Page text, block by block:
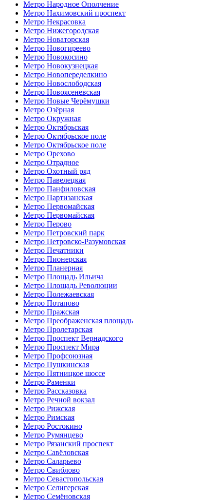
Метро Народное Ополчение
Метро Нахимовский проспект
Метро Некрасовка
Метро Нижегородская
Метро Новаторская
Метро Новогиреево
Метро Новокосино
Метро Новокузнецкая
Метро Новопеределкино
Метро Новослободская
Метро Новоясеневская
Метро Новые Черёмушки
Метро Озёрная
Метро Окружная
Метро Октябрьская
Метро Октябрьское поле
Метро Октябрьское поле
Метро Орехово
Метро Отрадное
Метро Охотный ряд
Метро Павелецкая
Метро Панфиловская
Метро Партизанская
Метро Первомайская
Метро Первомайская
Метро Перово
Метро Петровский парк
Метро Петровско-Разумовская
Метро Печатники
Метро Пионерская
Метро Планерная
Метро Площадь Ильича
Метро Площадь Революции
Метро Полежаевская
Метро Потапово
Метро Пражская
Метро Преображенская площадь
Метро Пролетарская
Метро Проспект Вернадского
Метро Проспект Мира
Метро Профсоюзная
Метро Пушкинская
Метро Пятницкое шоссе
Метро Раменки
Метро Рассказовка
Метро Речной вокзал
Метро Рижская
Метро Римская
Метро Ростокино
Метро Румянцево
Метро Рязанский проспект
Метро Савёловская
Метро Саларьево
Метро Свиблово
Метро Севастопольская
Метро Селигерская
Метро Семёновская